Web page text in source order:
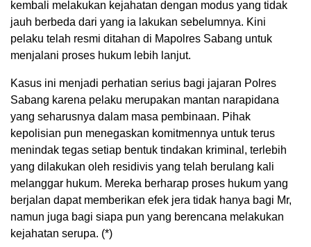
kembali melakukan kejahatan dengan modus yang tidak
jauh berbeda dari yang ia lakukan sebelumnya. Kini
pelaku telah resmi ditahan di Mapolres Sabang untuk
menjalani proses hukum lebih lanjut.
Kasus ini menjadi perhatian serius bagi jajaran Polres
Sabang karena pelaku merupakan mantan narapidana
yang seharusnya dalam masa pembinaan. Pihak
kepolisian pun menegaskan komitmennya untuk terus
menindak tegas setiap bentuk tindakan kriminal, terlebih
yang dilakukan oleh residivis yang telah berulang kali
melanggar hukum. Mereka berharap proses hukum yang
berjalan dapat memberikan efek jera tidak hanya bagi Mr,
namun juga bagi siapa pun yang berencana melakukan
kejahatan serupa. (*)